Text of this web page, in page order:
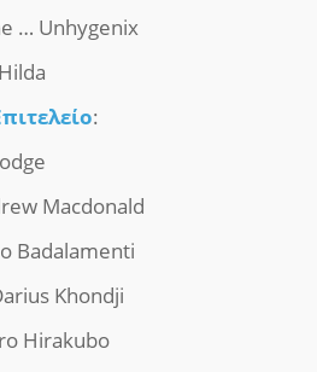
… Unhygenix
:
Macdonald
Badalamenti
Khondji
Hirakubo